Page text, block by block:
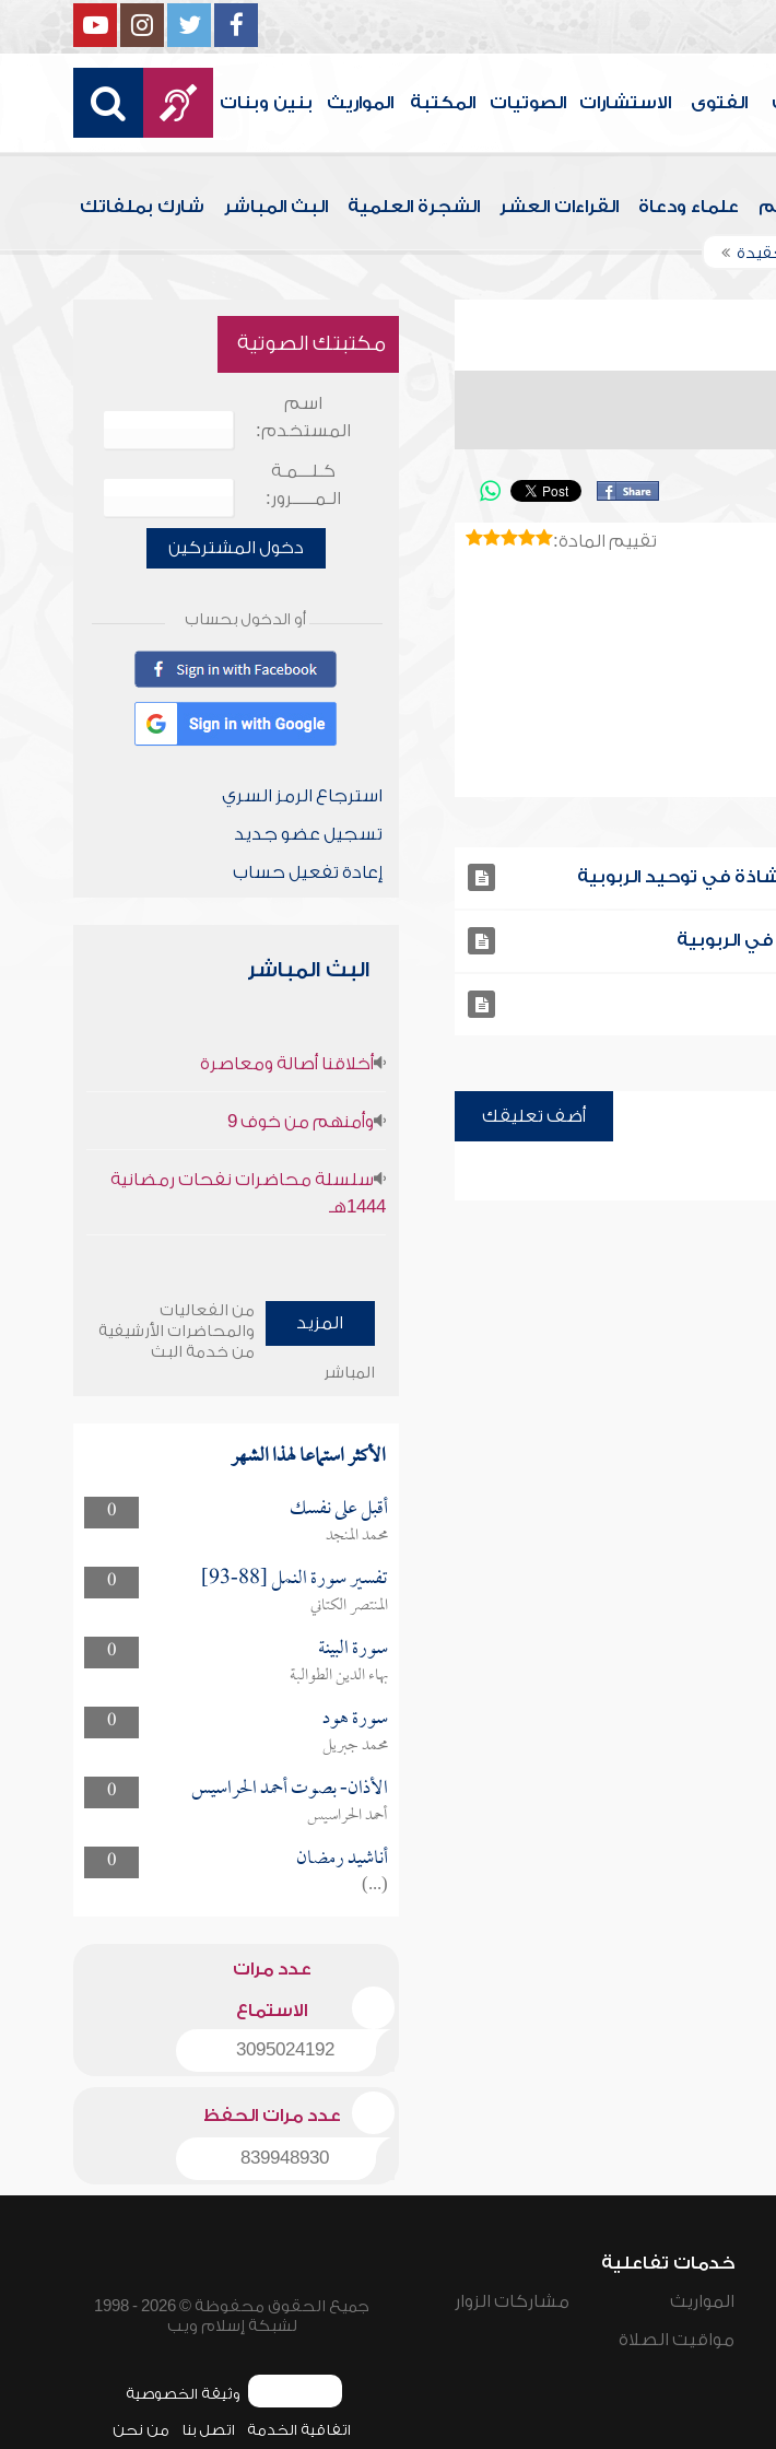
الفتوى الاستشارات الصوتيات المكتبة المواريث بنين وبنات
علماء ودعاة القراءات العشر الشجرة العلمية البث المباشر شارك بملفاتك
تقييم المادة:
أضف تعليقك
مكتبتك الصوتية
اسم
المستخدم:
كـلـــمـة
الـمـــــرور:
دخول المشتركين
أو الدخول بحساب
استرجاع الرمز السري
تسجيل عضو جديد
إعادة تفعيل حساب
البث المباشر
أخلاقنا أصالة ومعاصرة
وأمنهم من خوف 9
سلسلة محاضرات نفحات رمضانية
1444هـ
المزيد
من الفعاليات
والمحاضرات الأرشيفية
من خدمة البث
المباشر
الأكثر استماعا لهذا الشهر
0 أقبل على نفسك
محمد المنجد
0
تفسير سورة النمل [88-93]
المنتصر الكتاني
0
سورة البينة
بهاء الدين الطوالبة
0
سورة هود
محمد جبريل
0
الأذان- بصوت أحمد الحراسيس
أحمد الحراسيس
0
أناشيد رمضان
(...)
عدد مرات
الاستماع
3095024192
عدد مرات الحفظ
839948930
خدمات تفاعلية
المواريث
مواقيت الصلاة
مشاركات الزوار
جميع الحقوق محفوظة © 2026 - 1998
لشبكة إسلام ويب
وثيقة الخصوصية
اتفاقية الخدمة اتصل بنا من نحن